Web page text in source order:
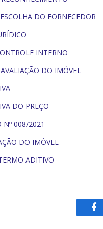
DO FORNECEDOR
INTERNO
DO IMÓVEL
DO PREÇO
Nº 008/2021
DO IMÓVEL
ADITIVO